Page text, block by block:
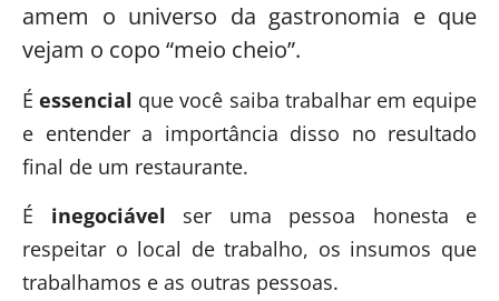
amem o universo da gastronomia e que
vejam o copo “meio cheio”.
Éessencial que você saiba trabalhar em equipe
e entender a importância disso no resultado
final de um restaurante.
É inegociável ser uma pessoa honesta e
respeitar o local de trabalho, os insumos que
trabalhamos e as outras pessoas.